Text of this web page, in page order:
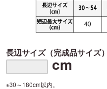
長辺サイズ（完成品サイズ）
cm
※30～180cm以内。